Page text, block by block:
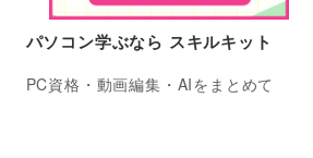
パソコン学ぶなら スキルキット
PC資格・動画編集・AIをまとめて